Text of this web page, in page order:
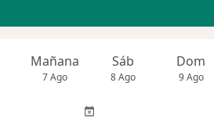
Mañana
7 Ago
Sáb
8 Ago
Dom
9 Ago